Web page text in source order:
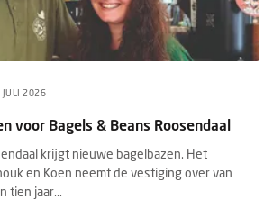
JULI 2026
voor Bagels & Beans Roosendaal
krijgt nieuwe bagelbazen. Het
en Koen neemt de vestiging over van
tien jaar...